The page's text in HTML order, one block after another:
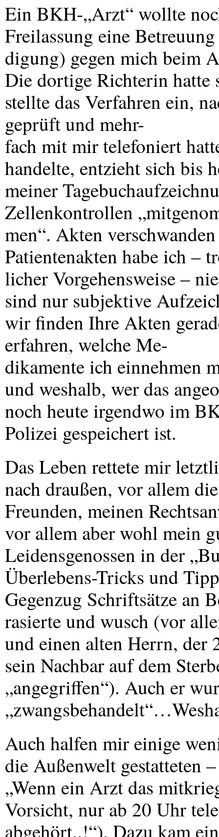
Ein BKH-„Arzt“ wollte
Freilassung eine
digung) gegen mich beim
Die dortige Richterin hatte
stellte das Verfahren ein,
geprüft und mehr-
fach mit mir telefoniert
handelte, entzieht sich bis
meiner
Zellenkontrollen
men“. Akten
Patientenakten habe ich –
licher Vorgehensweise –
sind nur subjektive
wir finden Ihre Akten
erfahren, welche Me-
dikamente ich einnehmen
und weshalb, wer das
noch heute irgendwo im
Polizei gespeichert ist.
Das Leben rettete mir
nach draußen, vor allem
Freunden, meinen
vor allem aber wohl mein
Leidensgenossen in der
Überlebens-Tricks und
Gegenzug Schriftsätze an
rasierte und wusch (vor
und einen alten Herrn, der
sein Nachbar auf dem
„angegriffen“). Auch er
Auch halfen mir einige
die Außenwelt gestatteten
„Wenn ein Arzt das
Vorsicht, nur ab 20 Uhr
abgehört..!“). Dazu kam